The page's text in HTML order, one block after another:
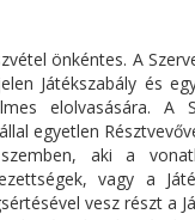
önkéntes. A
Játékszabály és
elolvasására. A
egyetlen
aki a
vagy a
vesz részt a